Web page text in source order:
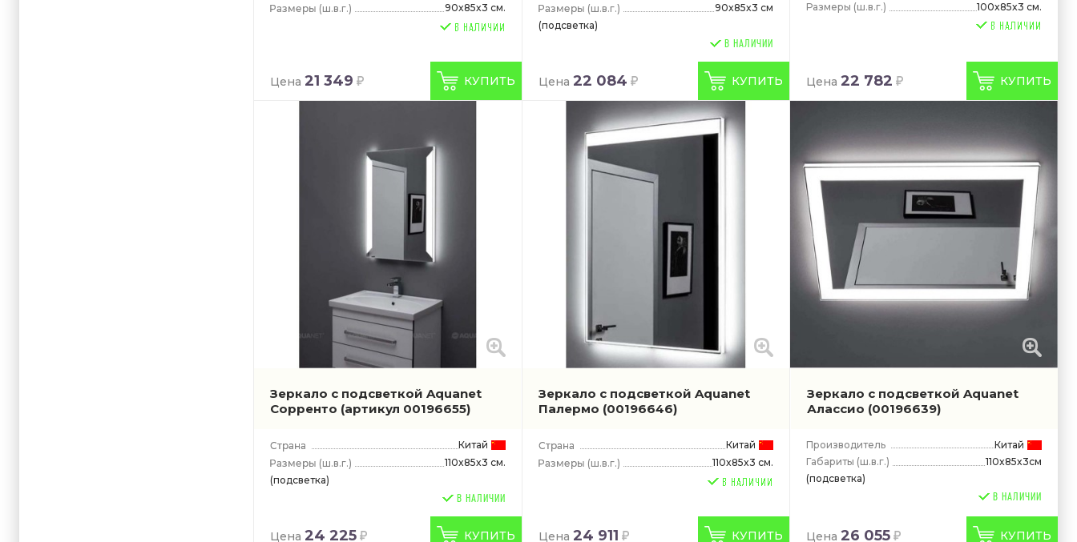
(ш.в.г.)
90x85x3 см.
Цена 21 349 КУПИТЬ
(ш.в.г.)
90x85x3 см
(подсветка)
В НАЛИЧИИ
Цена 22 084 КУПИТЬ
Размеры (ш.в.г.) 100x85x3 см.
Цена 22 782 КУПИТЬ
Зеркало с подсветкой Aquanet
Сорренто (артикул 00196655)
Китай
(ш.в.г.)
110x85x3 см.
(подсветка)
В НАЛИЧИИ
Цена 24 225 КУПИТЬ
Зеркало с подсветкой Aquanet
Палермо (00196646)
Китай
(ш.в.г.)
110x85x3 см.
Цена 24 911 КУПИТЬ
Зеркало с подсветкой Aquanet
Алассио (00196639)
Производитель
Китай
Габариты (ш.в.г.)
110x85x3см
(подсветка)
В НАЛИЧИИ
Цена 26 055 КУПИТЬ